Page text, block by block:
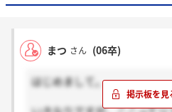
まつ さん (06卒)
はじめまして。